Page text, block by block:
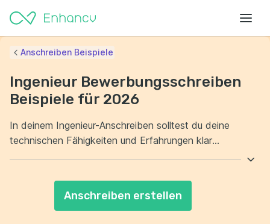
Anschreiben Beispiele
Ingenieur Bewerbungsschreiben
Beispiele für 2026
In deinem Ingenieur-Anschreiben solltest du deine
technischen Fähigkeiten und Erfahrungen klar
hervorheben. Zeige dem potenziellen Arbeitgeber, dass
ausgeschriebene Stelle mitbringst. Neben deinen
fachlichen Kompetenzen ist es wichtig, auch deine Soft
Anschreiben erstellen